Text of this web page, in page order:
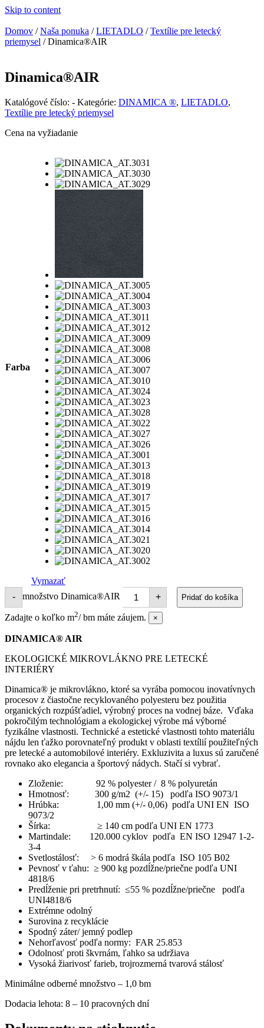
Skip to content
Domov /Naša ponuka /LIETADLO /Textílie pre letecký
priemysel / Dinamica®AIR
Dinamica®AIR
Katalógové číslo: - Kategórie: DINAMICA ®, LIETADLO,
Textílie pre letecký priemysel
Cena na vyžiadanie
Farba
Vymazať
-
množstvo Dinamica®AIR + Pridať do košíka
Zadajte o koľko m2/ bm máte záujem. ×
DINAMICA® AIR
EKOLOGICKÉ MIKROVLÁKNO PRE LETECKÉ
INTERIÉRY
Dinamica® je mikrovlákno, ktoré sa vyrába pomocou inovatívnych
procesov z čiastočne recyklovaného polyesteru bez použitia
organických rozpúšťadiel, výrobný proces na vodnej báze. Vďaka
pokročilým technológiam a ekologickej výrobe má výborné
fyzikálne vlastnosti. Technické a estetické vlastnosti tohto materiálu
nájdu len ťažko porovnateľný produkt v oblasti textílií použiteľných
pre letecké a automobilové interiéry. Exkluzivita a luxus sú zaručené
rovnako ako elegancia a športový nádych. Stačí si vybrať.
Zloženie: 92 % polyester / 8 % polyuretán
Hmotnosť: 300 g/m2 (+/- 15) podľa ISO 9073/1
Hrúbka: 1,00 mm (+/- 0,06) podľa UNI EN ISO
9073/2
Šírka: ≥ 140 cm podľa UNI EN 1773
Martindale: 120.000 cyklov podľa EN ISO 12947 1-2-
3-4
Svetlostálosť: > 6 modrá škála podľa ISO 105 B02
Pevnosť v ťahu: ≥ 900 kg pozdĺžne/priečne podľa UNI
4818/6
Predĺženie pri pretrhnutí: ≤55 % pozdĺžne/priečne podľa
UNI4818/6
Extrémne odolný
Surovina z recyklácie
Spodný záter/ jemný podlep
Nehorľavosť podľa normy: FAR 25.853
Odolnosť proti škvrnám, ľahko sa udržiava
Vysoká žiarivosť farieb, trojrozmerná tvarová stálosť
Minimálne odberné množstvo – 1,0 bm
Dodacia lehota: 8 – 10 pracovných dní